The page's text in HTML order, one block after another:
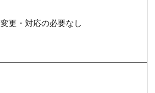
変更・対応の必要なし